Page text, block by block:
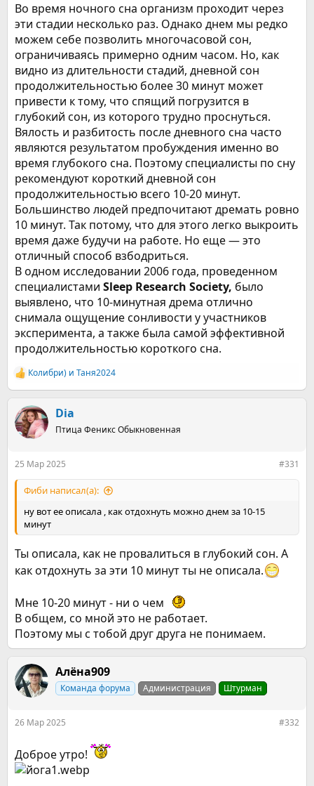
Во время ночного сна организм проходит через
эти стадии несколько раз. Однако днем мы редко
можем себе позволить многочасовой сон,
ограничиваясь примерно одним часом. Но, как
видно из длительности стадий, дневной сон
продолжительностью более 30 минут может
привести к тому, что спящий погрузится в
глубокий сон, из которого трудно проснуться.
Вялость и разбитость после дневного сна часто
являются результатом пробуждения именно во
время глубокого сна. Поэтому специалисты по сну
рекомендуют короткий дневной сон
продолжительностью всего 10-20 минут.
Большинство людей предпочитают дремать ровно
10 минут. Так потому, что для этого легко выкроить
время даже будучи на работе. Но еще — это
отличный способ взбодриться.
В одном исследовании 2006 года, проведенном
специалистами Sleep Research Society, было
выявлено, что 10-минутная дрема отлично
снимала ощущение сонливости у участников
эксперимента, а также была самой эффективной
продолжительностью короткого сна.
Р
е
к
ц
и
Колибри) и Таня2024
Dia
Птица Феникс Обыкновенная
25 Мар 2025 #331
Фиби написал(а):
ну вот ее описала , как отдохнуть можно днем за 10-15
минут
Ты описала, как не провалиться в глубокий сон. А
как отдохнуть за эти 10 минут ты не описала.
Мне 10-20 минут - ни о чем
В общем, со мной это не работает.
Поэтому мы с тобой друг друга не понимаем.
Алёна909
Команда форума Администрация Штурман
26 Мар 2025 #332
Доброе утро!